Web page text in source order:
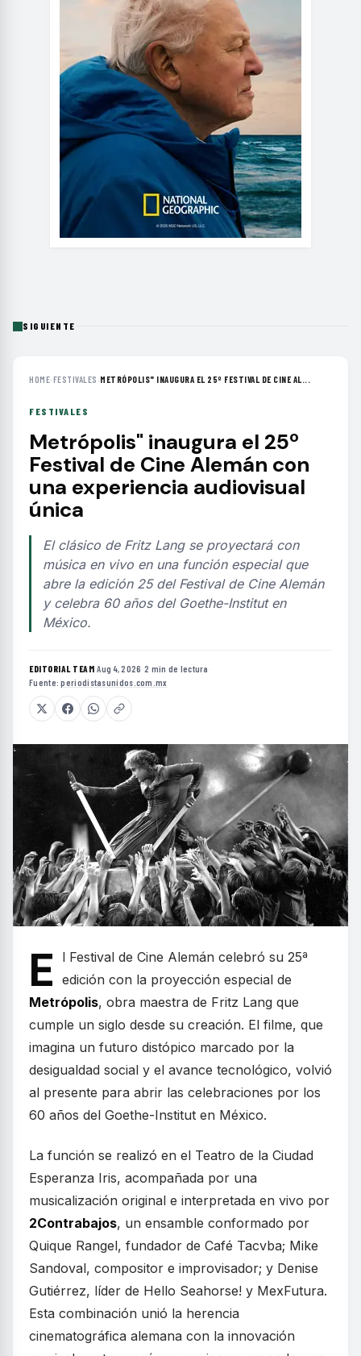
SIGUIENTE
HOME›FESTIVALES ›METRÓPOLIS" INAUGURA EL 25º FESTIVAL DE CINE AL...
FESTIVALES
Metrópolis" inaugura el 25º
Festival de Cine Alemán con
una experiencia audiovisual
única
El clásico de Fritz Lang se proyectará con
música en vivo en una función especial que
abre la edición 25 del Festival de Cine Alemán
y celebra 60 años del Goethe-Institut en
México.
EDITORIAL TEAM·Aug 4, 2026 ·2 min de lectura ·
Fuente:periodistasunidos.com.mx
E
l Festival de Cine Alemán celebró su 25ª
edición con la proyección especial de
Metrópolis, obra maestra de Fritz Lang que
cumple un siglo desde su creación. El filme, que
imagina un futuro distópico marcado por la
desigualdad social y el avance tecnológico, volvió
al presente para abrir las celebraciones por los
60 años del Goethe-Institut en México.
La función se realizó en el Teatro de la Ciudad
Esperanza Iris, acompañada por una
musicalización original e interpretada en vivo por
2Contrabajos, un ensamble conformado por
Quique Rangel, fundador de Café Tacvba; Mike
Sandoval, compositor e improvisador; y Denise
Gutiérrez, líder de Hello Seahorse! y MexFutura.
Esta combinación unió la herencia
cinematográfica alemana con la innovación